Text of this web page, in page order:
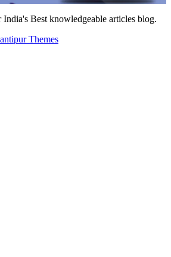
Best knowledgeable articles blog.
Themes